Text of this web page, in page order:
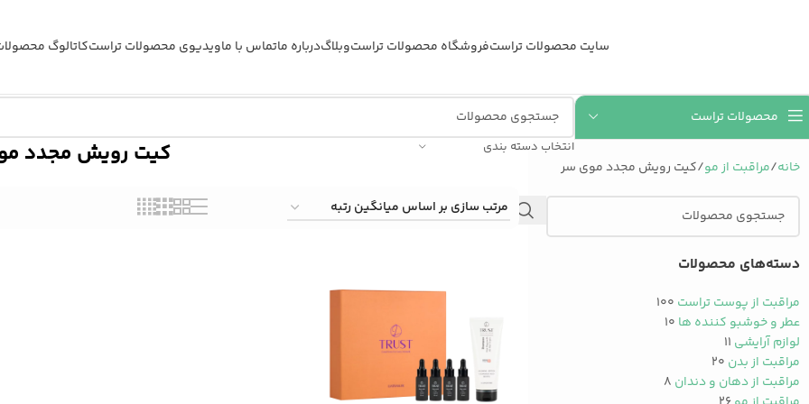
سایت محصولات تراستفروشگاه محصولات تراستوبلاگدرباره ماتماس با ماویدیوی محصولات تراستکاتالوگ
محصولات تراست
انتخاب دسته بندی
خانه مراقبت از مو کیت رویش مجدد موی سر
دسته‌های محصولات
مراقبت از پوست تراست ۱۰۰
عطر و خوشبو کننده ها ۱۰
لوازم آرایشی ۱۱
مراقبت از بدن ۲۰
مراقبت از دهان و دندان ۸
کیت رویش مجدد